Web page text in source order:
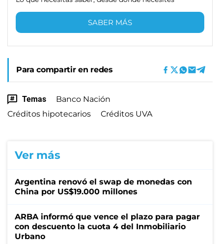
SABER MÁS
Para compartir en redes
Temas
Banco Nación
Créditos hipotecarios
Créditos UVA
Ver más
Argentina renovó el swap de monedas con
China por US$19.000 millones
ARBA informó que vence el plazo para pagar
con descuento la cuota 4 del Inmobiliario
Urbano